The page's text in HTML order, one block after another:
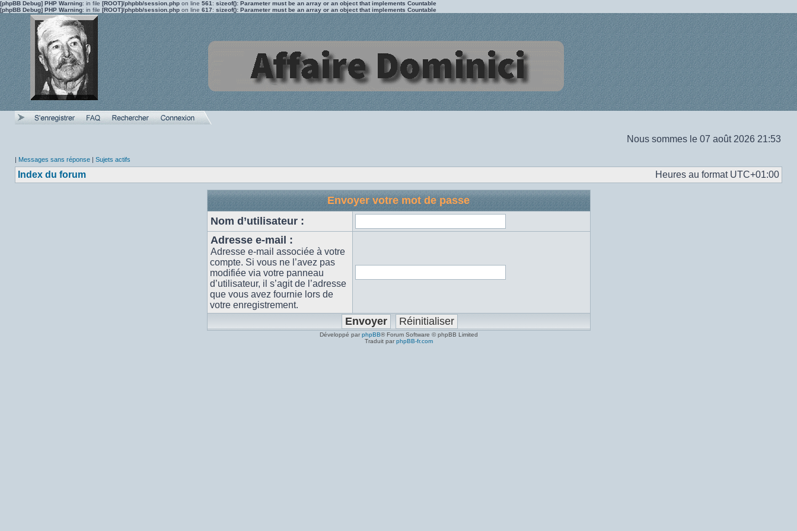
[phpBB Debug] PHP Warning: in file [ROOT]/phpbb/session.php on line 561 : sizeof(): Parameter must be an array or an object that implements Countable
[phpBB Debug] PHP Warning: in file [ROOT]/phpbb/session.php on line 617: sizeof(): Parameter must be an array or an object that implements Countable
Nous sommes le 07 août 2026 21:53
| Messages sans réponse | Sujets actifs
Index du forum Heures au format UTC+01:00
Envoyer votre mot de passe
Nom d’utilisateur :
Adresse e-mail :
Adresse e-mail associée à votre
compte. Si vous ne l’avez pas
modifiée via votre panneau
d’utilisateur, il s’agit de l’adresse
que vous avez fournie lors de
votre enregistrement.
Développé par phpBB® Forum Software © phpBB Limited
Traduit par phpBB-fr.com